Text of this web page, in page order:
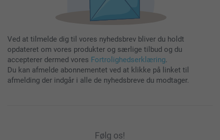
Ved at tilmelde dig til vores nyhedsbrev bliver du holdt
opdateret om vores produkter og særlige tilbud og du
accepterer dermed vores Fortrolighedserklæring.
Du kan afmelde abonnementet ved at klikke på linket til
afmelding der indgår i alle de nyhedsbreve du modtager.
Følg os!